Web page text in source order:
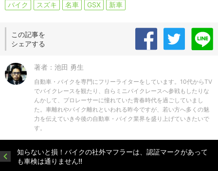
バイク スズキ 名車 GSX 新車
この記事を
シェアする
著者：池田 勇生
自動車・バイクを専門にフリーライターをしています。10代からTV
でバイクレースを観たり、自らミニバイクレースへ参戦もしたりな
んかして、プロレーサーに憧れていた青春時代を過ごしていまし
た。車離れやバイク離れといわれる昨今ですが、若い方へ多くの魅
力を伝えていき今後の自動車・バイク業界を盛り上げていきたいで
す。
知らないと損！バイクの社外マフラーは、認証マークがあって
も車検は通りません!!